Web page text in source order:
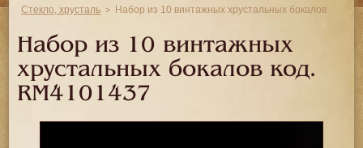
Стекло, хрусталь
Набор из 10 винтажных хрустальных бокалов
Набор из 10 винтажных
хрустальных бокалов код.
RM4101437